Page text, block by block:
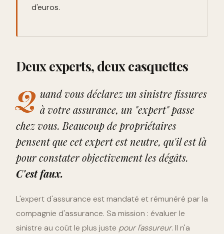
d'euros.
Deux experts, deux casquettes
Q uand vous déclarez un sinistre fissures
à votre assurance, un "expert" passe
chez vous. Beaucoup de propriétaires
pensent que cet expert est neutre, qu'il est là
pour constater objectivement les dégâts.
C'est faux.
L'expert d'assurance est mandaté et rémunéré par la
compagnie d'assurance. Sa mission : évaluer le
sinistre au coût le plus juste pour l'assureur. Il n'a